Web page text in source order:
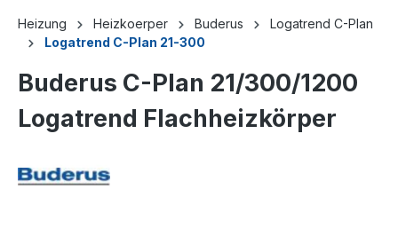
Heizung Heizkoerper Buderus
Logatrend C-Plan
Logatrend C-Plan 21-300
Buderus C-Plan 21/300/1200
Logatrend Flachheizkörper